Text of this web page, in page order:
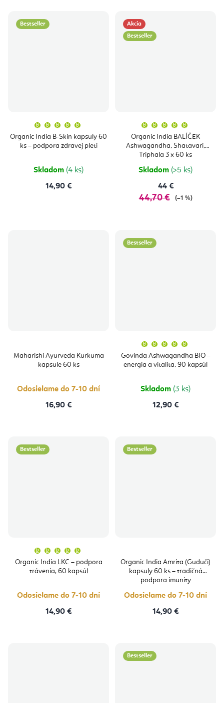
Bestseller
Organic India B-Skin kapsuly 60
ks – podpora zdravej pleti
produktu
je
5,0
hviezdičiek.
Skladom (4 ks)
14,90 €
Akcia
Bestseller
Organic India BALÍČEK
Ashwagandha, Shatavari,
Triphala 3 x 60 ks
produktu
je
5,0
z
5
Skladom (>5 ks)
44 €
44,70 € (–1 %)
Maharishi Ayurveda Kurkuma
kapsule 60 ks
Odosielame do 7-10 dní
16,90 €
Bestseller
Govinda Ashwagandha BIO –
energia a vitalita, 90 kapsúl
produktu
je
5,0
Skladom (3 ks)
12,90 €
Bestseller
Organic India LKC – podpora
trávenia, 60 kapsúl
produktu
je
5,0
hviezdičiek.
Odosielame do 7-10 dní
14,90 €
Bestseller
Organic India Amrita (Guduči)
kapsuly 60 ks – tradičná
podpora imunity
Odosielame do 7-10 dní
14,90 €
Bestseller